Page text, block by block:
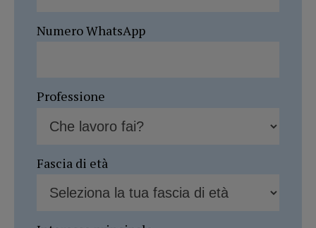
Numero WhatsApp
Professione
Fascia di età